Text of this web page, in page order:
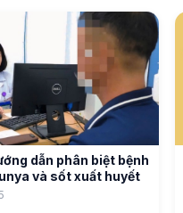
dẫn phân biệt bệnh
và sốt xuất huyết